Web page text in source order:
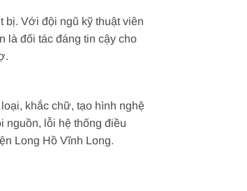
bị. Với đội ngũ kỹ thuật viên
là đối tác đáng tin cậy cho
khắc chữ, tạo hình nghệ
nguồn, lỗi hệ thống điều
Long Hồ Vĩnh Long.